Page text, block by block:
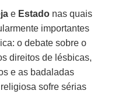
e Estado nas quais
importantes
o debate sobre o
direitos de lésbicas,
e as badaladas
sofre sérias